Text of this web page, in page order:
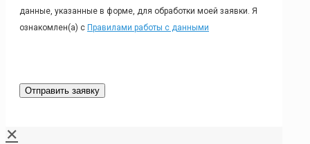
данные, указанные в форме, для обработки моей заявки. Я
ознакомлен(а) с Правилами работы с данными
✕